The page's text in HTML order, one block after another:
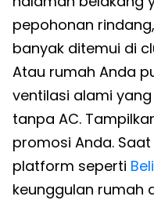
pepohonan
banyak ditemui di
Atau rumah Anda
ventilasi alami
tanpa AC.
promosi Anda.
platform seperti
keunggulan rumah